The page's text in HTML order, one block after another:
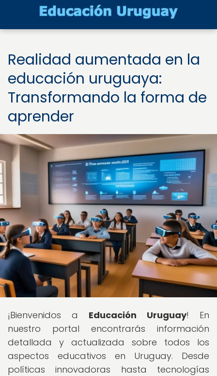
Realidad aumentada en la
educación uruguaya:
Transformando la forma de
aprender
¡Bienvenidos a Educación Uruguay! En
nuestro portal encontrarás información
detallada y actualizada sobre todos los
aspectos educativos en Uruguay. Desde
políticas innovadoras hasta tecnologías